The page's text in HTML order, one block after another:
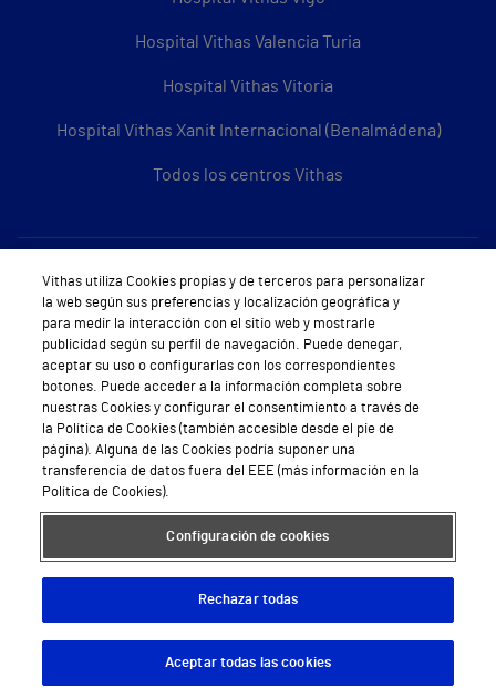
Hospital Vithas Valencia Turia
Hospital Vithas Vitoria
Hospital Vithas Xanit Internacional (Benalmádena)
Todos los centros Vithas
Sobre Vithas
Quiénes somos
Trabajar en Vithas
Teléfono Cita Médica
Teléfono Atención al Cliente
Política de seguridad y salud en el trabajo
Conoce a Supervita
Aviso Legal Política de cookies Política de privacidad Mapa web Protección de datos
Descargar App
Vithas utiliza Cookies propias y de terceros para personalizar
la web según sus preferencias y localización geográfica y
para medir la interacción con el sitio web y mostrarle
publicidad según su perfil de navegación. Puede denegar,
aceptar su uso o configurarlas con los correspondientes
botones. Puede acceder a la información completa sobre
nuestras Cookies y configurar el consentimiento a través de
la Política de Cookies (también accesible desde el pie de
página). Alguna de las Cookies podría suponer una
transferencia de datos fuera del EEE (más información en la
Política de Cookies).
Configuración de cookies
Rechazar todas
Aceptar todas las cookies